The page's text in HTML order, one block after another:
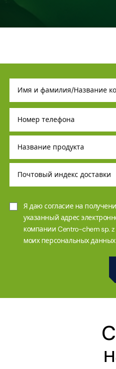
Я даю согласие на
указанный адрес
компании Centro-chem sp. z
моих персональных данных